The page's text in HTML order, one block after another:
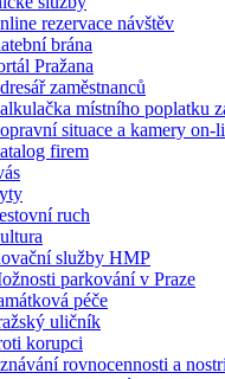
rezervace návštěv
brána
Pražana
zaměstnanců
místního poplatku
situace a kamery on-
firem
ruch
služby HMP
parkování v Praze
péče
uličník
korupci
rovnocennosti a